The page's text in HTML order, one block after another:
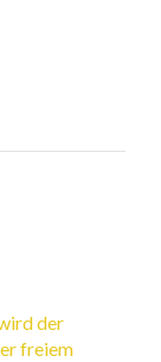
der
freiem